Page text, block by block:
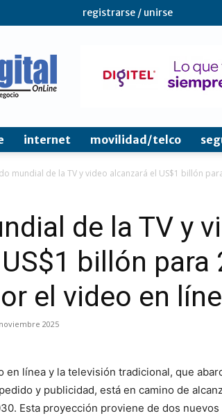
registrarse / unirse
internet movilidad/telco
mundial de la TV y video alcanzará el US$1 billón
de la TV y
billón para
el video en
2025
en línea y la televisión tradicional, que
y publicidad, está en camino de
Esta proyección proviene de dos